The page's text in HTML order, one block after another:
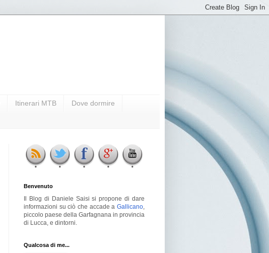
Itinerari MTB Dove dormire
Benvenuto
Il Blog di Daniele Saisi si propone di dare
informazioni su ciò che accade a Gallicano
piccolo paese della Garfagnana in provincia
di Lucca, e dintorni.
Qualcosa di me...